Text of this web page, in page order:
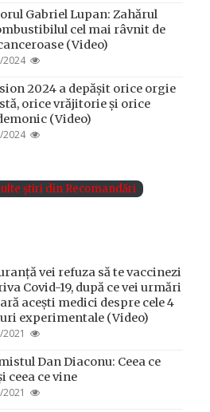
Gabriel Lupan: Zahărul
cel mai râvnit de
(Video)
2024
2024 a depășit orice orgie
orice vrăjitorie și orice
(Video)
2024
știri din Recomandări
vei refuza să te vaccinezi
Covid-19, după ce vei urmări
acești medici despre cele 4
experimentale (Video)
Dan Diaconu: Ceea ce
ceea ce vine